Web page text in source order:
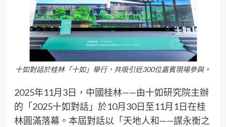
十如對話於桂林「十如」舉行，共吸引近300位嘉賓現場參與。
2025年11月3日，中國桂林——由十如研究院主辦
的「2025十如對話」於10月30日至11月1日在桂
林圓滿落幕。本屆對話以「天地人和——謀永衡之